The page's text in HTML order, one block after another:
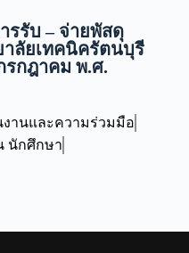
รรับ – จ่ายพัสดุ
ลัยเทคนิครัตนบุรี
กฎาคม พ.ศ.
งานและความร่วมมือ
นักศึกษา